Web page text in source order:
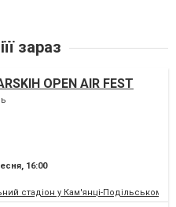
зараз
OPEN AIR FEST
16:00
стадіон у Кам'янці-Подільському